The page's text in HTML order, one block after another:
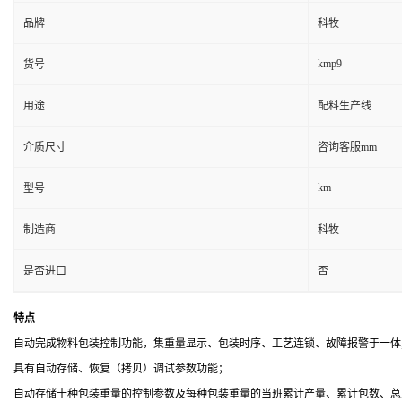
品牌 科牧
货号 kmp9
用途 配料生产线
介质尺寸 咨询客服mm
型号 km
制造商 科牧
是否进口 否
特点
自动完成物料包装控制功能，集重量显示、包装时序、工艺连锁、故障报警于一体
具有自动存储、恢复（拷贝）调试参数功能；
自动存储十种包装重量的控制参数及每种包装重量的当班累计产量、累计包数、总